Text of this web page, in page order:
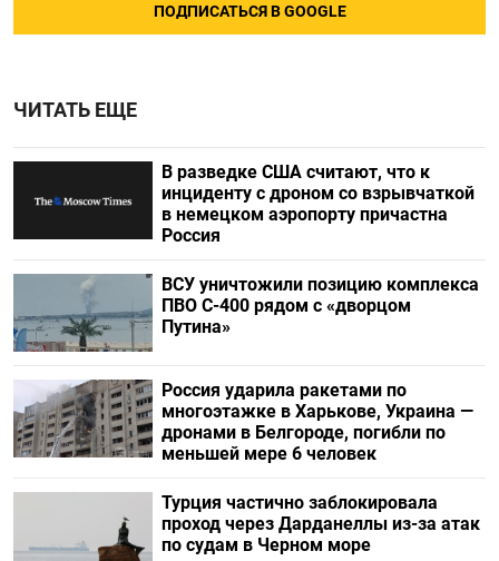
ПОДПИСАТЬСЯ В GOOGLE
ЧИТАТЬ ЕЩЕ
В разведке США считают, что к
инциденту с дроном со взрывчаткой
в немецком аэропорту причастна
Россия
ВСУ уничтожили позицию комплекса
ПВО С-400 рядом с «дворцом
Путина»
Россия ударила ракетами по
многоэтажке в Харькове, Украина —
дронами в Белгороде, погибли по
меньшей мере 6 человек
Турция частично заблокировала
проход через Дарданеллы из-за атак
по судам в Черном море